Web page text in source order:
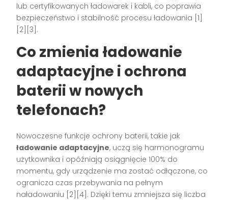
lub certyfikowanych ładowarek i kabli, co poprawia
bezpieczeństwo i stabilność procesu ładowania [1]
[2][3].
Co zmienia ładowanie
adaptacyjne i ochrona
baterii w nowych
telefonach?
Nowoczesne funkcje ochrony baterii, takie jak
ładowanie adaptacyjne, uczą się harmonogramu
użytkownika i opóźniają osiągnięcie 100% do
momentu, gdy urządzenie ma zostać odłączone, co
ogranicza czas przebywania na pełnym
naładowaniu [2][4]. Dzięki temu zmniejsza się liczba